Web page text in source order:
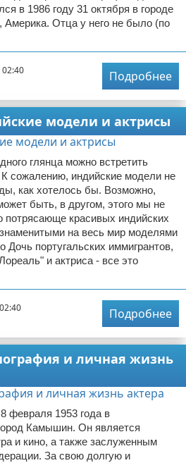
в 1986 году 31 октября в городе
Отца у него не было (по
Подробнее
модели и актрисы
глянца можно встретить
сожалению, индийские модели не
как хотелось бы. Возможно,
быть, в другом, этого мы не
потрясающе красивых индийских
на весь мир моделями
Дочь португальских иммигрантов,
и актриса - все это
Подробнее
и личная жизнь
февраля 1953 года в
Камышин. Он является
и кино, а также заслуженным
За свою долгую и